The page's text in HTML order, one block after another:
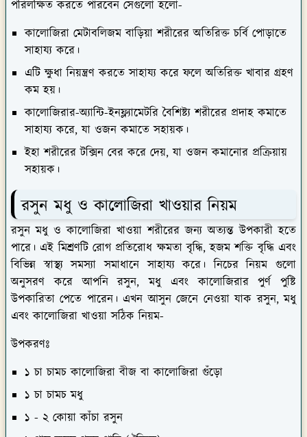
পরিলক্ষিত করতে পারবেন সেগুলো হলো-
কালোজিরা মেটাবলিজম বাড়িয়া শরীরের অতিরিক্ত চর্বি পোড়াতে
সাহায্য করে।
এটি ক্ষুধা নিয়ন্ত্রণ করতে সাহায্য করে ফলে অতিরিক্ত খাবার গ্রহণ
কম হয়।
কালোজিরার-অ্যান্টি-ইনফ্ল্যামেটরি বৈশিষ্ট্য শরীরের প্রদাহ কমাতে
সাহায্য করে, যা ওজন কমাতে সহায়ক।
ইহা শরীরের টক্সিন বের করে দেয়, যা ওজন কমানোর প্রক্রিয়ায়
সহায়ক।
রসুন মধু ও কালোজিরা খাওয়ার নিয়ম
রসুন মধু ও কালোজিরা খাওয়া শরীরের জন্য অত্যন্ত উপকারী হতে
পারে। এই মিশ্রণটি রোগ প্রতিরোধ ক্ষমতা বৃদ্ধি, হজম শক্তি বৃদ্ধি এবং
বিভিন্ন স্বাস্থ্য সমস্যা সমাধানে সাহায্য করে। নিচের নিয়ম গুলো
অনুসরণ করে আপনি রসুন, মধু এবং কালোজিরার পুর্ণ পুষ্টি
উপকারিতা পেতে পারেন। এখন আসুন জেনে নেওয়া যাক রসুন, মধু
এবং কালোজিরা খাওয়া সঠিক নিয়ম-
উপকরণঃ
১ চা চামচ কালোজিরা বীজ বা কালোজিরা গুঁড়ো
১ চা চামচ মধু
১ - ২ কোয়া কাঁচা রসুন